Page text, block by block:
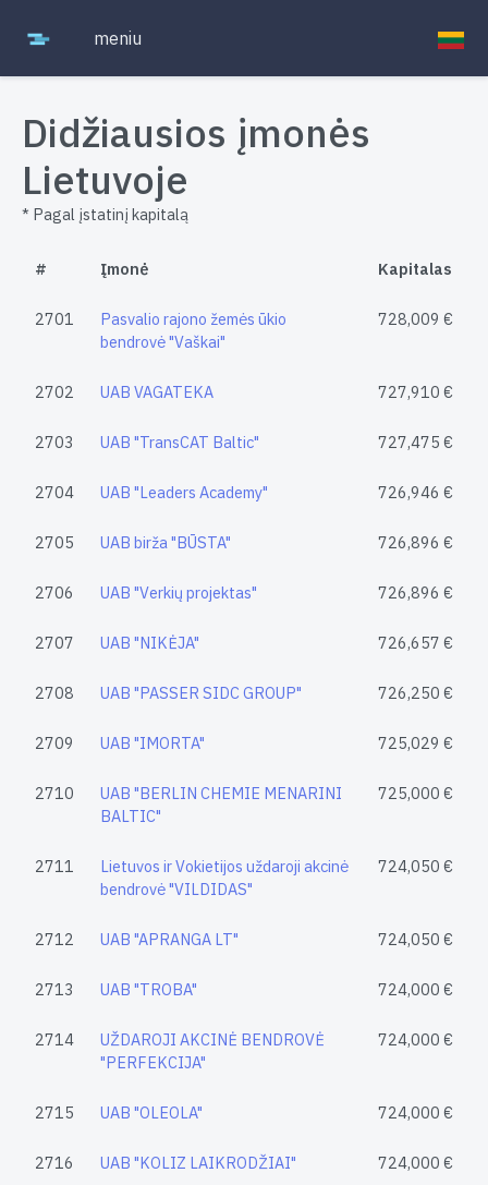
meniu
Didžiausios įmonės
Lietuvoje
* Pagal įstatinį kapitalą
# Įmonė Kapitalas
2701
Pasvalio rajono žemės ūkio
bendrovė "Vaškai"
728,009 €
2702 UAB VAGATEKA 727,910 €
2703 UAB "TransCAT Baltic" 727,475 €
2704 UAB "Leaders Academy" 726,946 €
2705 UAB birža "BŪSTA" 726,896 €
2706 UAB "Verkių projektas" 726,896 €
2707 UAB "NIKĖJA" 726,657 €
2708 UAB "PASSER SIDC GROUP" 726,250 €
2709 UAB "IMORTA" 725,029 €
2710
UAB "BERLIN CHEMIE MENARINI
BALTIC"
725,000 €
2711
Lietuvos ir Vokietijos uždaroji akcinė
bendrovė "VILDIDAS"
724,050 €
2712 UAB "APRANGA LT" 724,050 €
2713 UAB "TROBA" 724,000 €
2714
UŽDAROJI AKCINĖ BENDROVĖ
"PERFEKCIJA"
724,000 €
2715 UAB "OLEOLA" 724,000 €
2716 UAB "KOLIZ LAIKRODŽIAI" 724,000 €